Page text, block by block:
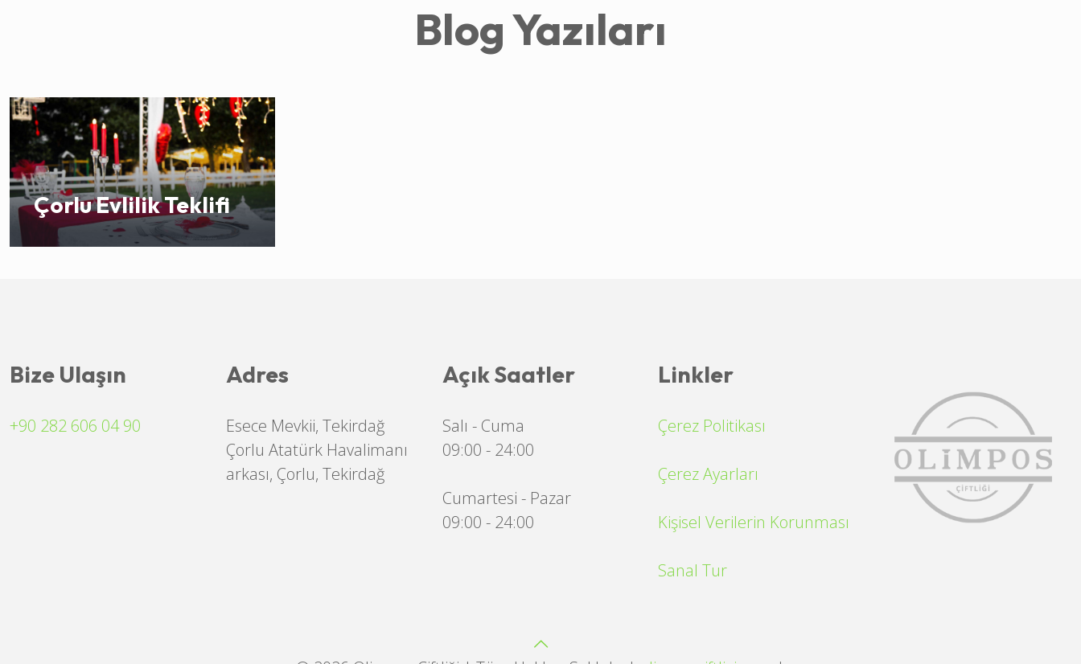
Blog Yazıları
Çorlu Evlilik Teklifi
Bize Ulaşın
+90 282 606 04 90
Adres
Esece Mevkii, Tekirdağ
Çorlu Atatürk Havalimanı
arkası, Çorlu, Tekirdağ
Açık Saatler
Salı - Cuma
09:00 - 24:00
Cumartesi - Pazar
09:00 - 24:00
Linkler
Çerez Politikası
Çerez Ayarları
Kişisel Verilerin Korunması
Sanal Tur